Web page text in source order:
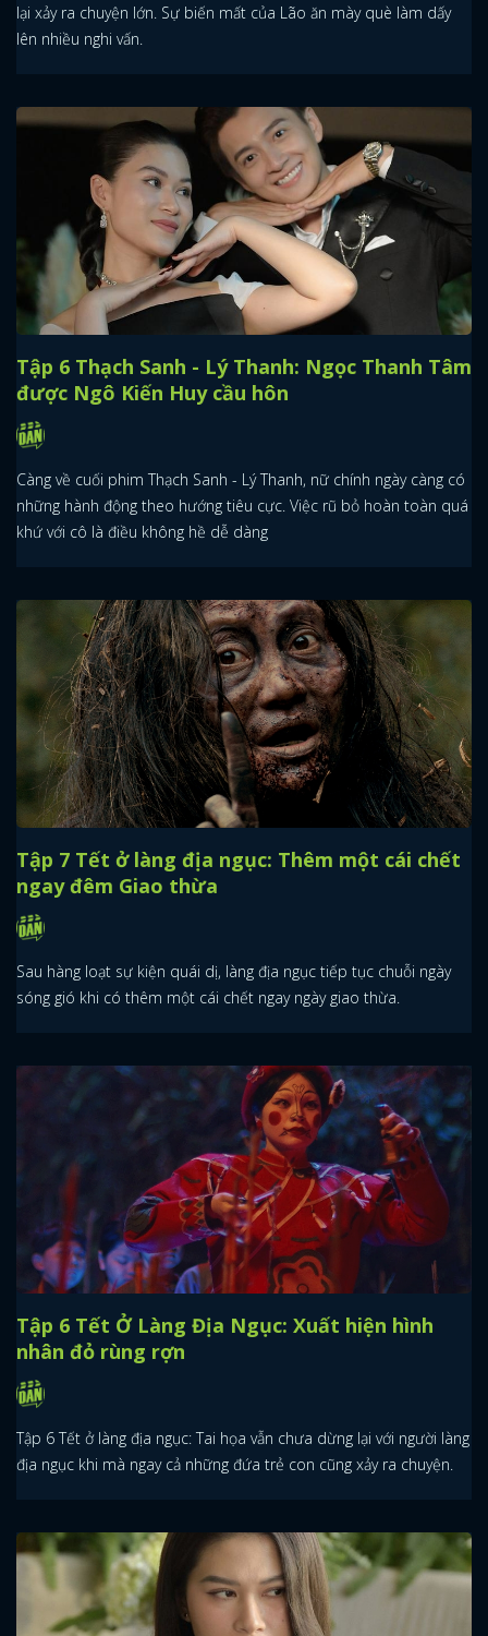
lại xảy ra chuyện lớn. Sự biến mất của Lão ăn mày què làm dấy
lên nhiều nghi vấn.
Tập 6 Thạch Sanh - Lý Thanh: Ngọc Thanh Tâm
được Ngô Kiến Huy cầu hôn
Càng về cuối phim Thạch Sanh - Lý Thanh, nữ chính ngày càng có
những hành động theo hướng tiêu cực. Việc rũ bỏ hoàn toàn quá
khứ với cô là điều không hề dễ dàng
Tập 7 Tết ở làng địa ngục: Thêm một cái chết
ngay đêm Giao thừa
Sau hàng loạt sự kiện quái dị, làng địa ngục tiếp tục chuỗi ngày
sóng gió khi có thêm một cái chết ngay ngày giao thừa.
Tập 6 Tết Ở Làng Địa Ngục: Xuất hiện hình
nhân đỏ rùng rợn
Tập 6 Tết ở làng địa ngục: Tai họa vẫn chưa dừng lại với người làng
địa ngục khi mà ngay cả những đứa trẻ con cũng xảy ra chuyện.